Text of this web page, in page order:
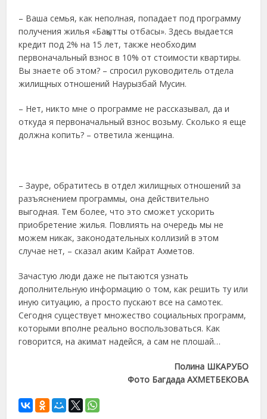
– Ваша семья, как неполная, попадает под программу
получения жилья «Бақытты отбасы». Здесь выдается
кредит под 2% на 15 лет, также необходим
первоначальный взнос в 10% от стоимости квартиры.
Вы знаете об этом? – спросил руководитель отдела
жилищных отношений Наурызбай Мусин.
– Нет, никто мне о программе не рассказывал, да и
откуда я первоначальный взнос возьму. Сколько я еще
должна копить? – ответила женщина.
– Зауре, обратитесь в отдел жилищных отношений за
разъяснением программы, она действительно
выгодная. Тем более, что это сможет ускорить
приобретение жилья. Повлиять на очередь мы не
можем никак, законодательных коллизий в этом
случае нет, – сказал аким Кайрат Ахметов.
Зачастую люди даже не пытаются узнать
дополнительную информацию о том, как решить ту или
иную ситуацию, а просто пускают все на самотек.
Сегодня существует множество социальных программ,
которыми вполне реально воспользоваться. Как
говорится, на акимат надейся, а сам не плошай…
Полина ШКАРУБО
Фото Багдада АХМЕТБЕКОВА